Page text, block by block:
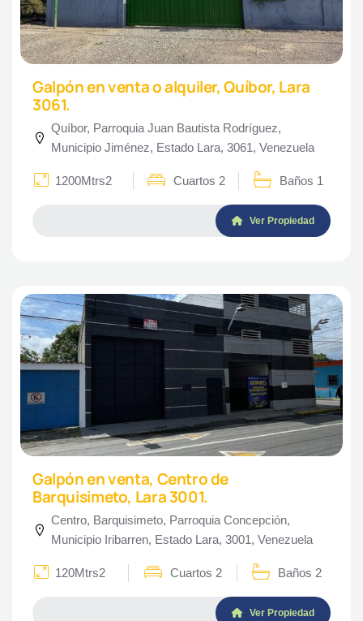
Galpón en venta o alquiler, Quíbor, Lara
3061.
Quíbor, Parroquia Juan Bautista Rodríguez,
Municipio Jiménez, Estado Lara, 3061, Venezuela
1200Mtrs2 Cuartos 2 Baños 1
Ver Propiedad
Galpón en venta, Centro de
Barquisimeto, Lara 3001.
Centro, Barquisimeto, Parroquia Concepción,
Municipio Iribarren, Estado Lara, 3001, Venezuela
120Mtrs2 Cuartos 2 Baños 2
Ver Propiedad